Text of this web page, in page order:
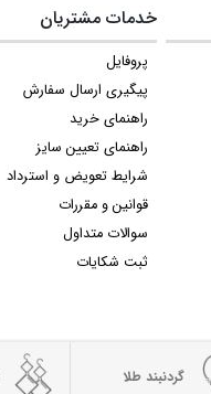
خدمات مشتریان
پروفایل
پیگیری ارسال سفارش
راهنمای خرید
راهنمای تعیین سایز
شرایط تعویض و استرداد
قوانین و مقررات
سوالات متداول
ثبت شکایات
گردنبند طلا